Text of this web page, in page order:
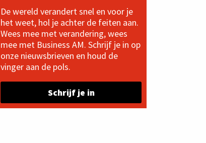
De wereld verandert snel en voor je
het weet, hol je achter de feiten aan.
Wees mee met verandering, wees
mee met Business AM. Schrijf je in op
onze nieuwsbrieven en houd de
vinger aan de pols.
Schrijf je in